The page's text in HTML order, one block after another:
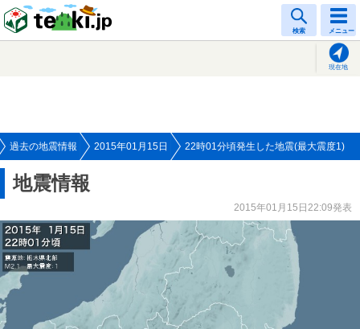
検索 メニュー
現在地
過去の地震情報 2015年01月15日 22時01分頃発生した地震(最大震度1)
地震情報
2015年01月15日22:09発表